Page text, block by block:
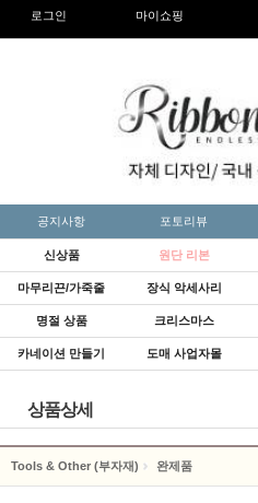
로그인 마이쇼핑
공지사항 포토리뷰
신상품 원단 리본
마무리끈/가죽줄 장식 악세사리
명절 상품 크리스마스
카네이션 만들기 도매 사업자몰
상품상세
Tools & Other (부자재) 완제품